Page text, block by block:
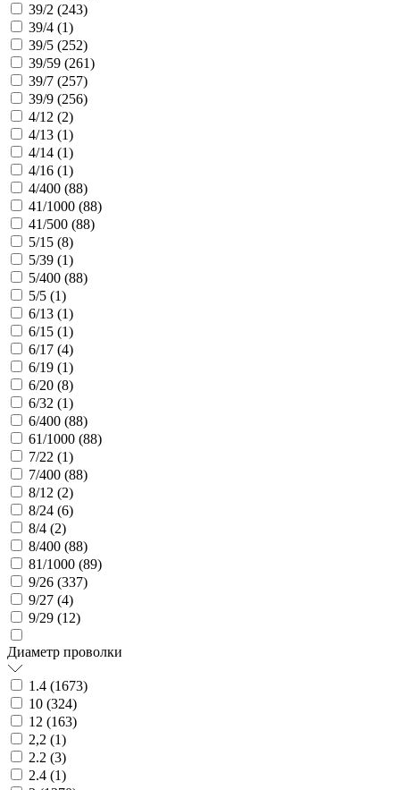
39/2 (243)
39/4 (1)
39/5 (252)
39/59 (261)
39/7 (257)
39/9 (256)
4/12 (2)
4/13 (1)
4/14 (1)
4/16 (1)
4/400 (88)
41/1000 (88)
41/500 (88)
5/15 (8)
5/39 (1)
5/400 (88)
5/5 (1)
6/13 (1)
6/15 (1)
6/17 (4)
6/19 (1)
6/20 (8)
6/32 (1)
6/400 (88)
61/1000 (88)
7/22 (1)
7/400 (88)
8/12 (2)
8/24 (6)
8/4 (2)
8/400 (88)
81/1000 (89)
9/26 (337)
9/27 (4)
9/29 (12)
Диаметр проволки
1.4 (1673)
10 (324)
12 (163)
2,2 (1)
2.2 (3)
2.4 (1)